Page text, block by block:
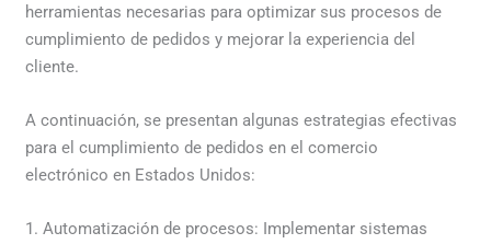
herramientas necesarias para optimizar sus procesos de
cumplimiento de pedidos y mejorar la experiencia del
cliente.
A continuación, se presentan algunas estrategias efectivas
para el cumplimiento de pedidos en el comercio
electrónico en Estados Unidos:
1. Automatización de procesos: Implementar sistemas